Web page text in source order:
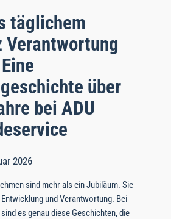
täglichem
Verantwortung
über
bei ADU
2026
sind mehr als ein Jubiläum. Sie
und Verantwortung. Bei
sind es genau diese Geschichten, die